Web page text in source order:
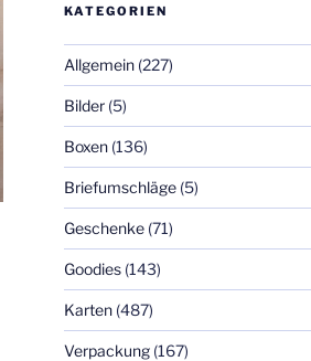
KATEGORIEN
Allgemein(227)
Bilder(5)
Boxen(136)
Briefumschläge(5)
Geschenke(71)
Goodies(143)
Karten(487)
Verpackung(167)